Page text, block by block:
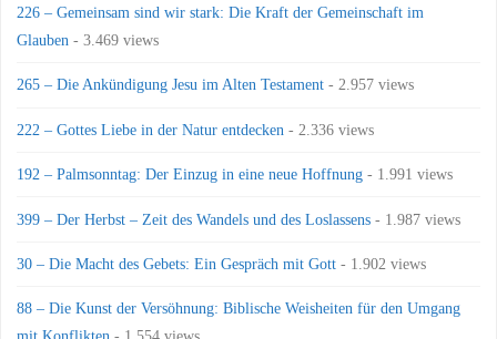
226 – Gemeinsam sind wir stark: Die Kraft der Gemeinschaft im
Glauben - 3.469 views
265 – Die Ankündigung Jesu im Alten Testament - 2.957 views
222 – Gottes Liebe in der Natur entdecken - 2.336 views
192 – Palmsonntag: Der Einzug in eine neue Hoffnung - 1.991 views
399 – Der Herbst – Zeit des Wandels und des Loslassens - 1.987 views
30 – Die Macht des Gebets: Ein Gespräch mit Gott - 1.902 views
88 – Die Kunst der Versöhnung: Biblische Weisheiten für den Umgang